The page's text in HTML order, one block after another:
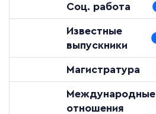
Соц. работа
Известные
выпускники
Магистратура
Международные
отношения